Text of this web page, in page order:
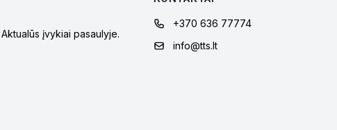
įvykiai pasaulyje.
+370 636 77774
info@tts.lt